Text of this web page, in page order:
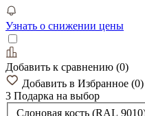
Узнать о снижении цены
Добавить к сравнению (0)
Добавить в Избранное (0)
3 Подарка на выбор
Слоновая кость (RAL